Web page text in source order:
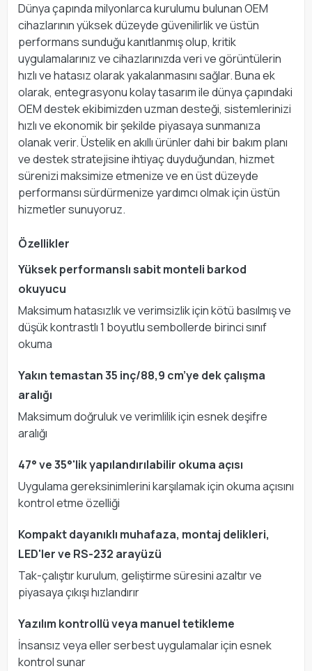
Dünya çapında milyonlarca kurulumu bulunan OEM
cihazlarının yüksek düzeyde güvenilirlik ve üstün
performans sunduğu kanıtlanmış olup, kritik
uygulamalarınız ve cihazlarınızda veri ve görüntülerin
hızlı ve hatasız olarak yakalanmasını sağlar. Buna ek
olarak, entegrasyonu kolay tasarım ile dünya çapındaki
OEM destek ekibimizden uzman desteği, sistemlerinizi
hızlı ve ekonomik bir şekilde piyasaya sunmanıza
olanak verir. Üstelik en akıllı ürünler dahi bir bakım planı
ve destek stratejisine ihtiyaç duyduğundan, hizmet
sürenizi maksimize etmenize ve en üst düzeyde
performansı sürdürmenize yardımcı olmak için üstün
hizmetler sunuyoruz.
Özellikler
Yüksek performanslı sabit monteli barkod
okuyucu
Maksimum hatasızlık ve verimsizlik için kötü basılmış ve
düşük kontrastlı 1 boyutlu sembollerde birinci sınıf
okuma
Yakın temastan 35 inç/88,9 cm’ye dek çalışma
aralığı
Maksimum doğruluk ve verimlilik için esnek deşifre
aralığı
47° ve 35°'lik yapılandırılabilir okuma açısı
Uygulama gereksinimlerini karşılamak için okuma açısını
kontrol etme özelliği
Kompakt dayanıklı muhafaza, montaj delikleri,
LED'ler ve RS-232 arayüzü
Tak-çalıştır kurulum, geliştirme süresini azaltır ve
piyasaya çıkışı hızlandırır
Yazılım kontrollü veya manuel tetikleme
İnsansız veya eller serbest uygulamalar için esnek
kontrol sunar